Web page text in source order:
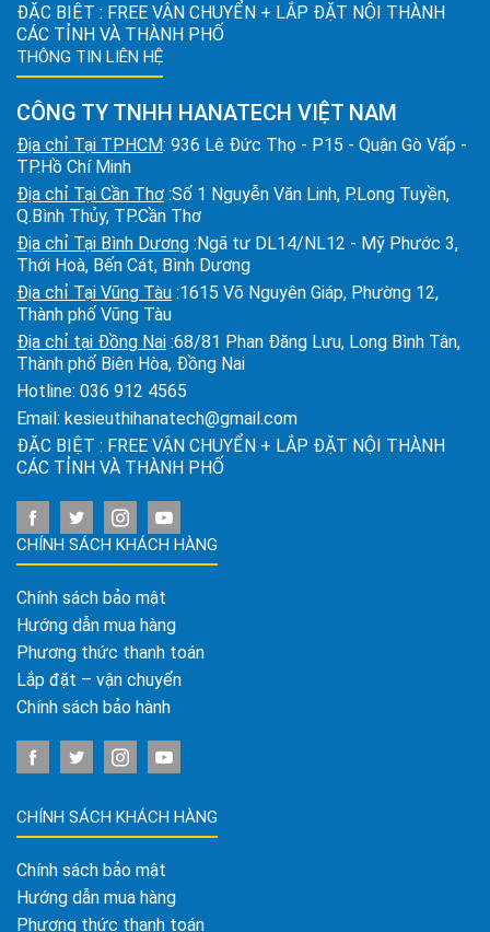
ĐẶC BIỆT : FREE VẬN CHUYỂN + LẮP ĐẶT NỘI THÀNH
CÁC TỈNH VÀ THÀNH PHỐ
THÔNG TIN LIÊN HỆ
CÔNG TY TNHH HANATECH VIỆT NAM
Địa chỉ Tại TPHCM: 936 Lê Đức Thọ - P15 - Quận Gò Vấp -
TP.Hồ Chí Minh
Địa chỉ Tại Cần Thơ :Số 1 Nguyễn Văn Linh, P.Long Tuyền,
Q.Bình Thủy, TP.Cần Thơ
Địa chỉ Tại Bình Dương :Ngã tư DL14/NL12 - Mỹ Phước 3,
Thới Hoà, Bến Cát, Bình Dương
Địa chỉ Tại Vũng Tàu :1615 Võ Nguyên Giáp, Phường 12,
Thành phố Vũng Tàu
Địa chỉ tại Đồng Nai :68/81 Phan Đăng Lưu, Long Bình Tân,
Thành phố Biên Hòa, Đồng Nai
Hotline: 036 912 4565
Email: kesieuthihanatech@gmail.com
ĐẶC BIỆT : FREE VẬN CHUYỂN + LẮP ĐẶT NỘI THÀNH
CÁC TỈNH VÀ THÀNH PHỐ
CHÍNH SÁCH KHÁCH HÀNG
Chính sách bảo mật
Hướng dẫn mua hàng
Phương thức thanh toán
Lắp đặt – vận chuyển
Chính sách bảo hành
CHÍNH SÁCH KHÁCH HÀNG
Chính sách bảo mật
Hướng dẫn mua hàng
Phương thức thanh toán